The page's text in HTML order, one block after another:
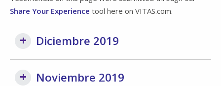
Share Your Experience tool here on VITAS.com.
Diciembre 2019
Noviembre 2019